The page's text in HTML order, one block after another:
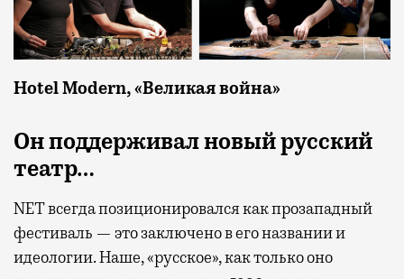
Hotel Modern, «Великая война»
Он поддерживал новый русский
театр…
NET всегда позиционировался как прозападный
фестиваль — это заключено в его названии и
идеологии. Наше, «русское», как только оно